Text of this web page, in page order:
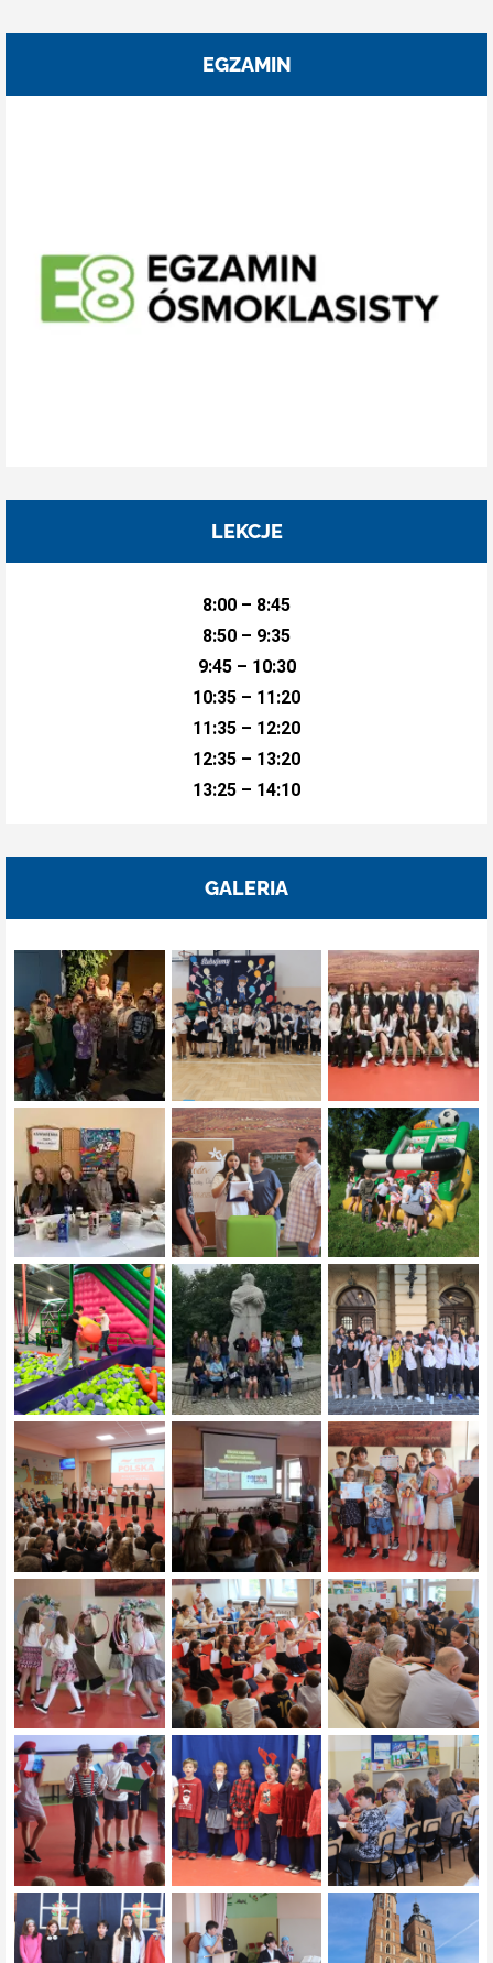
EGZAMIN
LEKCJE
8:00 – 8:45
8:50 – 9:35
9:45 – 10:30
10:35 – 11:20
11:35 – 12:20
12:35 – 13:20
13:25 – 14:10
GALERIA